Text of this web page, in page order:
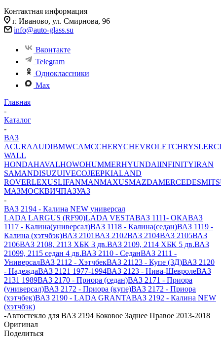
Контактная информация
г. Иваново, ул. Смирнова, 96
info@auto-glass.su
Вконтакте
Telegram
Одноклассники
Max
Главная
-
Каталог
-
ВАЗ
ACURAAUDIBMWCAMCCHERYCHEVROLETCHRYSLER
WALL
HONDAHAVALHOWOHUMMERHYUNDAIINFINITYIRAN
SAMANDISUZUIVECOJEEPKIALAND
ROVERLEXUSLIFANMANMAXUSMAZDAMERCEDES
МАЗМОСКВИЧПАЗУАЗ
-
ВАЗ 2194 - Калина NEW универсал
LADA LARGUS (RF90)LADA VESTAВАЗ 1111- ОКАВАЗ
1117 - Калина(универсал)ВАЗ 1118 - Калина(седан)ВАЗ 1119 -
Калина (хэтчбэк)ВАЗ 2101ВАЗ 2102ВАЗ 2104ВАЗ 2105ВАЗ
2106ВАЗ 2108, 2113 ХБК 3 дв.ВАЗ 2109, 2114 ХБК 5 дв.ВАЗ
21099, 2115 седан 4 дв.ВАЗ 2110 - СеданВАЗ 2111 -
УниверсалВАЗ 2112 - ХэтчбекВАЗ 21123 - Купе (3Д)ВАЗ 2120
- НадеждаВАЗ 2121 1977-1994ВАЗ 2123 - Нива-ШевролеВАЗ
2131 1989ВАЗ 2170 - Приора (седан)ВАЗ 2171 - Приора
(универсал)ВАЗ 2172 - Приора (купе)ВАЗ 2172 - Приора
(хэтчбек)ВАЗ 2190 - LADA GRANTAВАЗ 2192 - Калина NEW
(хэтчбэк)
-Автостекло для ВАЗ 2194 Боковое Заднее Правое 2013-2018
Оригинал
Поделиться